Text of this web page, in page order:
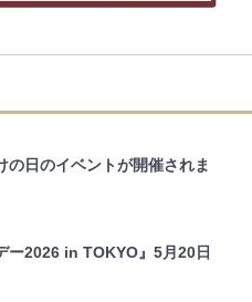
日のイベントが開催されま
ー2026 in TOKYO』5月20日